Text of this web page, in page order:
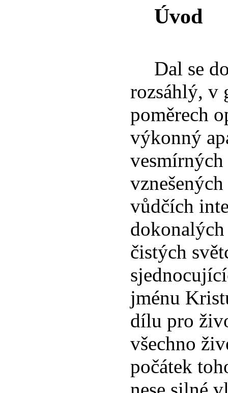
Úvod
Dal se
rozsáhlý, v
poměrech
výkonný
vůdčích
čistých
jménu
dílu pro
všechno
počátek